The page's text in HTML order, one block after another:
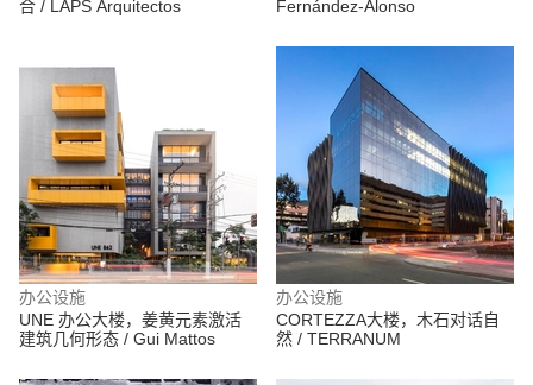
合 / LAPS Arquitectos
Fernández-Alonso
办公设施
UNE 办公大楼，姜黄元素激活
建筑几何形态 / Gui Mattos
办公设施
CORTEZZA大楼，木石对话自
然 / TERRANUM